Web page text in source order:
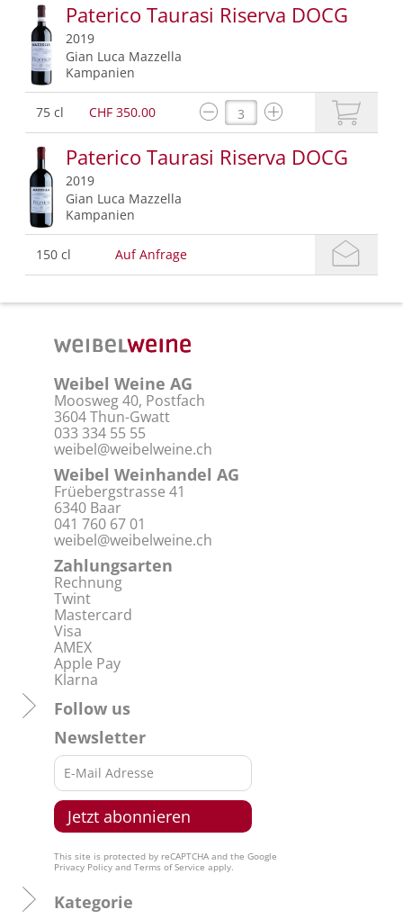
Paterico Taurasi Riserva DOCG
2019
Gian Luca Mazzella
Kampanien
75 cl CHF 350.00
Paterico Taurasi Riserva DOCG
2019
Gian Luca Mazzella
Kampanien
150 cl Auf Anfrage
Weibel Weine AG
Moosweg 40, Postfach
3604 Thun-Gwatt
033 334 55 55
weibel@weibelweine.ch
Weibel Weinhandel AG
Früebergstrasse 41
6340 Baar
041 760 67 01
weibel@weibelweine.ch
Zahlungsarten
Rechnung
Twint
Mastercard
Visa
AMEX
Apple Pay
Klarna
Follow us
Newsletter
This site is protected by reCAPTCHA and the Google
Privacy Policy and Terms of Service apply.
Kategorie